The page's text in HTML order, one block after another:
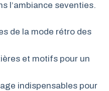
l’ambiance seventies.
de la mode rétro des
et motifs pour un
indispensables pour